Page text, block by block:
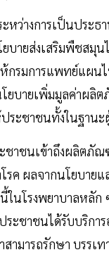
หว่างการเป็นประธ
บายส่งเสริมพืชสมุ
ห้กรมการแพทย์แผน
ยบายเพิ่มมูลค่าผลิ
ประชาชนทั้งในฐาน
ะชาชนเข้าถึงผลิตภั
รค ผลจากนโยบาย
ในโรงพยาบาลหลัก
ชาชนได้รับบริการ
มารถรักษา บรรเท